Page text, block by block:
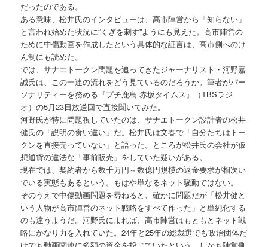
だったのである。
ある意味、松井氏のインタビューは、高市陣営から「知らない」
と言われ始めた状況に“くぎを刺す”ようにも見えた。高市陣営の
ために中傷動画を作成したという具体的な証言は、高市側へのけ
ん制にも読めた。
では、サナエトークン問題を追ってきたジャーナリスト・河野嘉
誠氏は、この一連の流れをどう見ているのだろうか。筆者がパー
ソナリティーを務める『プチ鹿島 赤坂タイムス』（TBSラジ
オ）の5月23日放送回で直接聞いてみた。
河野氏が特に問題視していたのは、サナエトークン設計者の松井
健氏の「説明の食い違い」だ。松井氏は文春で「自分たちはトー
クンを直接売っていない」と語った。ところが松井氏の会社が仮
想通貨の違法な「事前販売」をしていた疑いがある。
現在では、契約者から数千万円～数億円規模の返金要求が相次い
でいる実態もあるという。もはや単なるネット騒動ではない。
そのうえで中傷動画問題を尋ねると、確かに問題だが「松井健と
いう人物が高市陣営のネット戦略をすべて作った」と単純化する
のも違うようだ。河野氏によれば、高市陣営はもともとネット戦
略にかなり力を入れていた。24年と25年の総裁選でも政治団体だ